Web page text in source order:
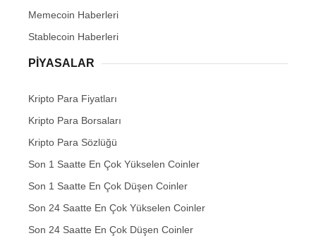
Memecoin Haberleri
Stablecoin Haberleri
PIYASALAR
Kripto Para Fiyatları
Kripto Para Borsaları
Kripto Para Sözlüğü
Son 1 Saatte En Çok Yükselen Coinler
Son 1 Saatte En Çok Düşen Coinler
Son 24 Saatte En Çok Yükselen Coinler
Son 24 Saatte En Çok Düşen Coinler